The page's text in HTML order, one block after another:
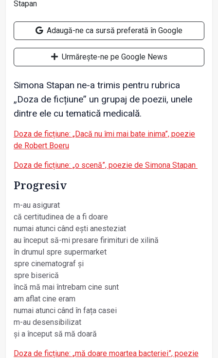
Adaugă-ne ca sursă preferată în Google
Urmărește-ne pe Google News
Simona Stapan ne-a trimis pentru rubrica
„Doza de ficțiune” un grupaj de poezii, unele
dintre ele cu tematică medicală.
Doza de ficțiune: „Dacă nu îmi mai bate inima”, poezie
de Robert Boeru
Doza de ficțiune: „o scenă”, poezie de Simona Stapan
Progresiv
m-au asigurat
că certitudinea de a fi doare
numai atunci când ești anesteziat
au început să-mi presare firimituri de xilină
în drumul spre supermarket
spre cinematograf și
spre biserică
încă mă mai întrebam cine sunt
am aflat cine eram
numai atunci când în fața casei
m-au desensibilizat
și a început să mă doară
Doza de ficțiune: „mă doare moartea bacteriei”, poezie